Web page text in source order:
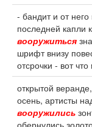
- бандит и от
последней капли
вооружиться
шрифт внизу
отсрочки - вот
открытой
осень, артисты
вооружились
обернулись